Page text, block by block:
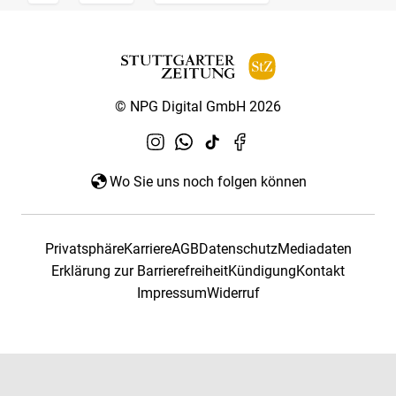
© NPG Digital GmbH 2026
Wo Sie uns noch folgen können
PrivatsphäreKarriereAGBDatenschutzMediadaten
Erklärung zur BarrierefreiheitKündigungKontakt
ImpressumWiderruf